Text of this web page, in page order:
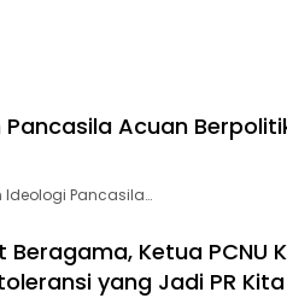
Acuan
Pancasila…
Ketua PCNU
yang Jadi PR